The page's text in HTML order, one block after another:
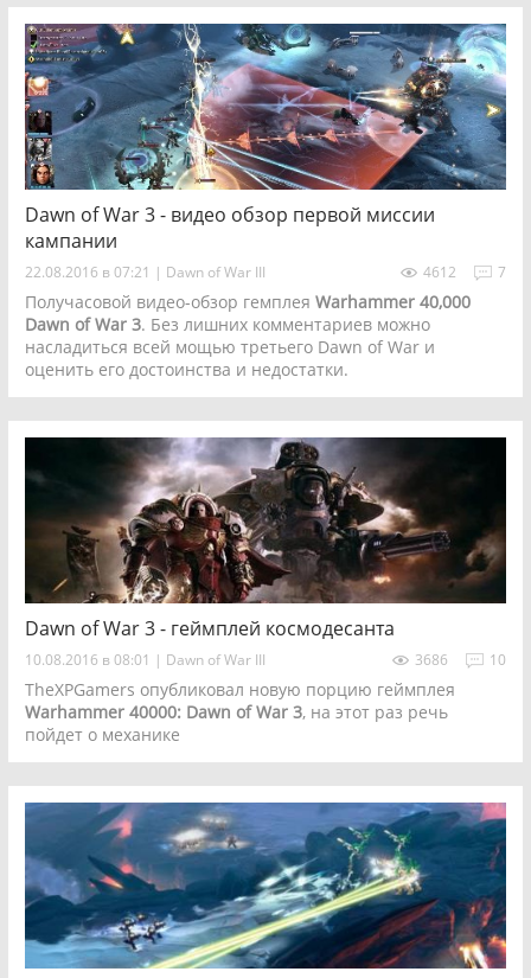
компании SEGA, выход Dawn Of War III планируется 30
апреля 2017 года.
Dawn of War 3 - видео обзор первой миссии
кампании
22.08.2016 в 07:21 | Dawn of War III 7
4612
Получасовой видео-обзор гемплея Warhammer 40,000
Dawn of War 3. Без лишних комментариев можно
насладиться всей мощью третьего Dawn of War и
оценить его достоинства и недостатки.
Dawn of War 3 - геймплей космодесанта
10.08.2016 в 08:01 | Dawn of War III 10
3686
TheXPGamers опубликовал новую порцию геймплея
Warhammer 40000: Dawn of War 3, на этот раз речь
пойдет о механике